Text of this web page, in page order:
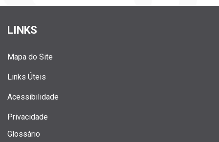
LINKS
Mapa do Site
Links Úteis
Acessibilidade
Privacidade
Glossário